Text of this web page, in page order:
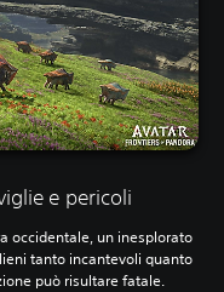
e pericoli
occidentale, un inesplorato
tanto incantevoli quanto
può risultare fatale.